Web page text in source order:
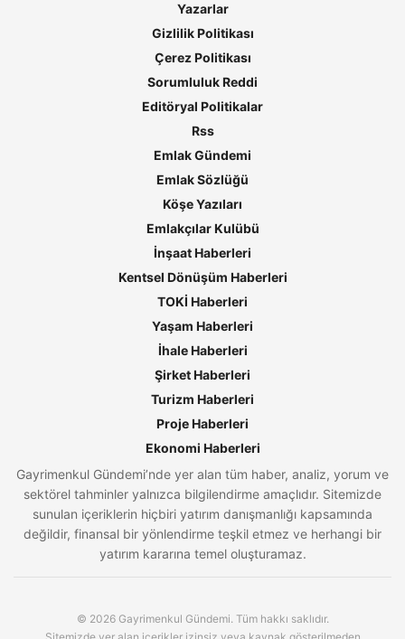
Yazarlar
Gizlilik Politikası
Çerez Politikası
Sorumluluk Reddi
Editöryal Politikalar
Rss
Emlak Gündemi
Emlak Sözlüğü
Köşe Yazıları
Emlakçılar Kulübü
İnşaat Haberleri
Kentsel Dönüşüm Haberleri
TOKİ Haberleri
Yaşam Haberleri
İhale Haberleri
Şirket Haberleri
Turizm Haberleri
Proje Haberleri
Ekonomi Haberleri
Gayrimenkul Gündemi’nde yer alan tüm haber, analiz, yorum ve
sektörel tahminler yalnızca bilgilendirme amaçlıdır. Sitemizde
sunulan içeriklerin hiçbiri yatırım danışmanlığı kapsamında
değildir, finansal bir yönlendirme teşkil etmez ve herhangi bir
yatırım kararına temel oluşturamaz.
© 2026 Gayrimenkul Gündemi. Tüm hakkı saklıdır.